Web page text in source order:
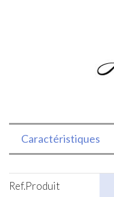
Caractéristiques
Ref.Produit